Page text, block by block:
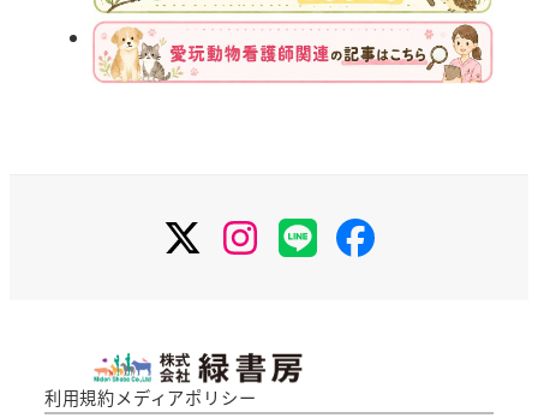
Instagram
LINE Facebook
利用規約メディアポリシー